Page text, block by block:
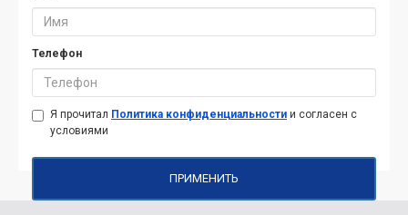
Телефон
Я прочитал Политика конфиденциальности и согласен с
условиями
ПРИМЕНИТЬ